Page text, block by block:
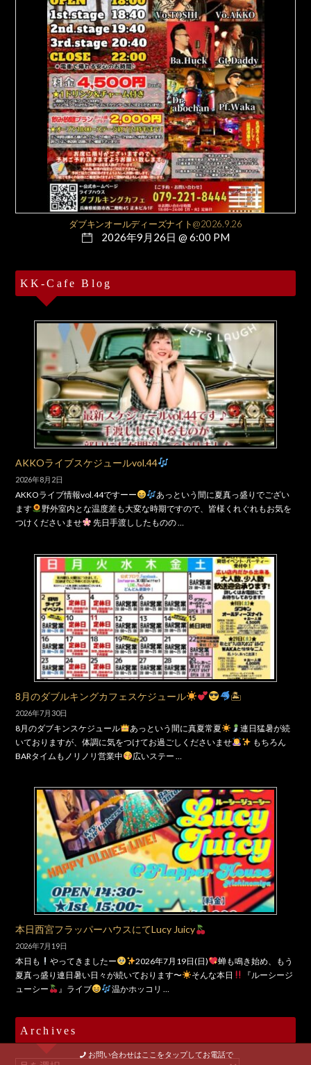
ダブキンオールディーズナイト@2026.9.26
2026年9月26日 @ 6:00 PM
KK-Cafe Blog
AKKOライブスケジュールvol.44
2026年8月2日
AKKOライブ情報vol.44ですーー
あっという間に夏真っ盛りでござい
ます
野外室内とな温度差も大変な時期ですので、皆様くれぐれもお気を
つけくださいませ
先日手渡ししたものの …
8月のダブルキングカフェスケジュール 🏝
2026年7月30日
8月のダブキンスケジュール あっという間に真夏常夏
連日猛暑が続
いておりますが、体調に気をつけてお過ごしくださいませ
もちろん
BARタイムもノリノリ営業中
広いステー …
本日西宮フラッパーハウスにてLucy Juicy
2026年7月19日
本日も やってきましたー 2026年7月19日(日)
蝉も鳴き始め、もう
夏真っ盛り連日暑い日々が続いております〜
そんな本日
『ルーシージ
ューシー
』ライブ 温かホッコリ …
Archives
お問い合わせはここをタップしてお電話で